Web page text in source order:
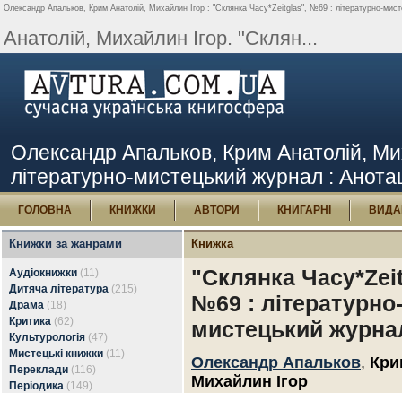
Олександр Апальков, Крим Анатолій, Михайлин Ігор : "Склянка Часу*Zeitglas", №69 : літературно-
Анатолій, Михайлин Ігор. "Склян...
Олександр Апальков, Крим Анатолій,
літературно-мистецький журнал :
ГОЛОВНА КНИЖКИ АВТОРИ КНИГАРНІ
Книжки за жанрами
Аудіокнижки (11)
Дитяча література (215)
Драма (18)
Критика (62)
Культурологія (47)
Мистецькі книжки (11)
Переклади (116)
Періодика (149)
Книжка
"Склянка
№69 : літературно-
мистецький
Олександр Апальков,
Михайлин Ігор